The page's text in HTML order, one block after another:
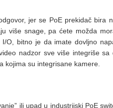
jer se PoE prekidač bira
više snage, pa ćete možda
O, bitno je da imate dovljno
nadzor sve više integriše
kojima su integrisane kamere.
ili upad u industrijski PoE